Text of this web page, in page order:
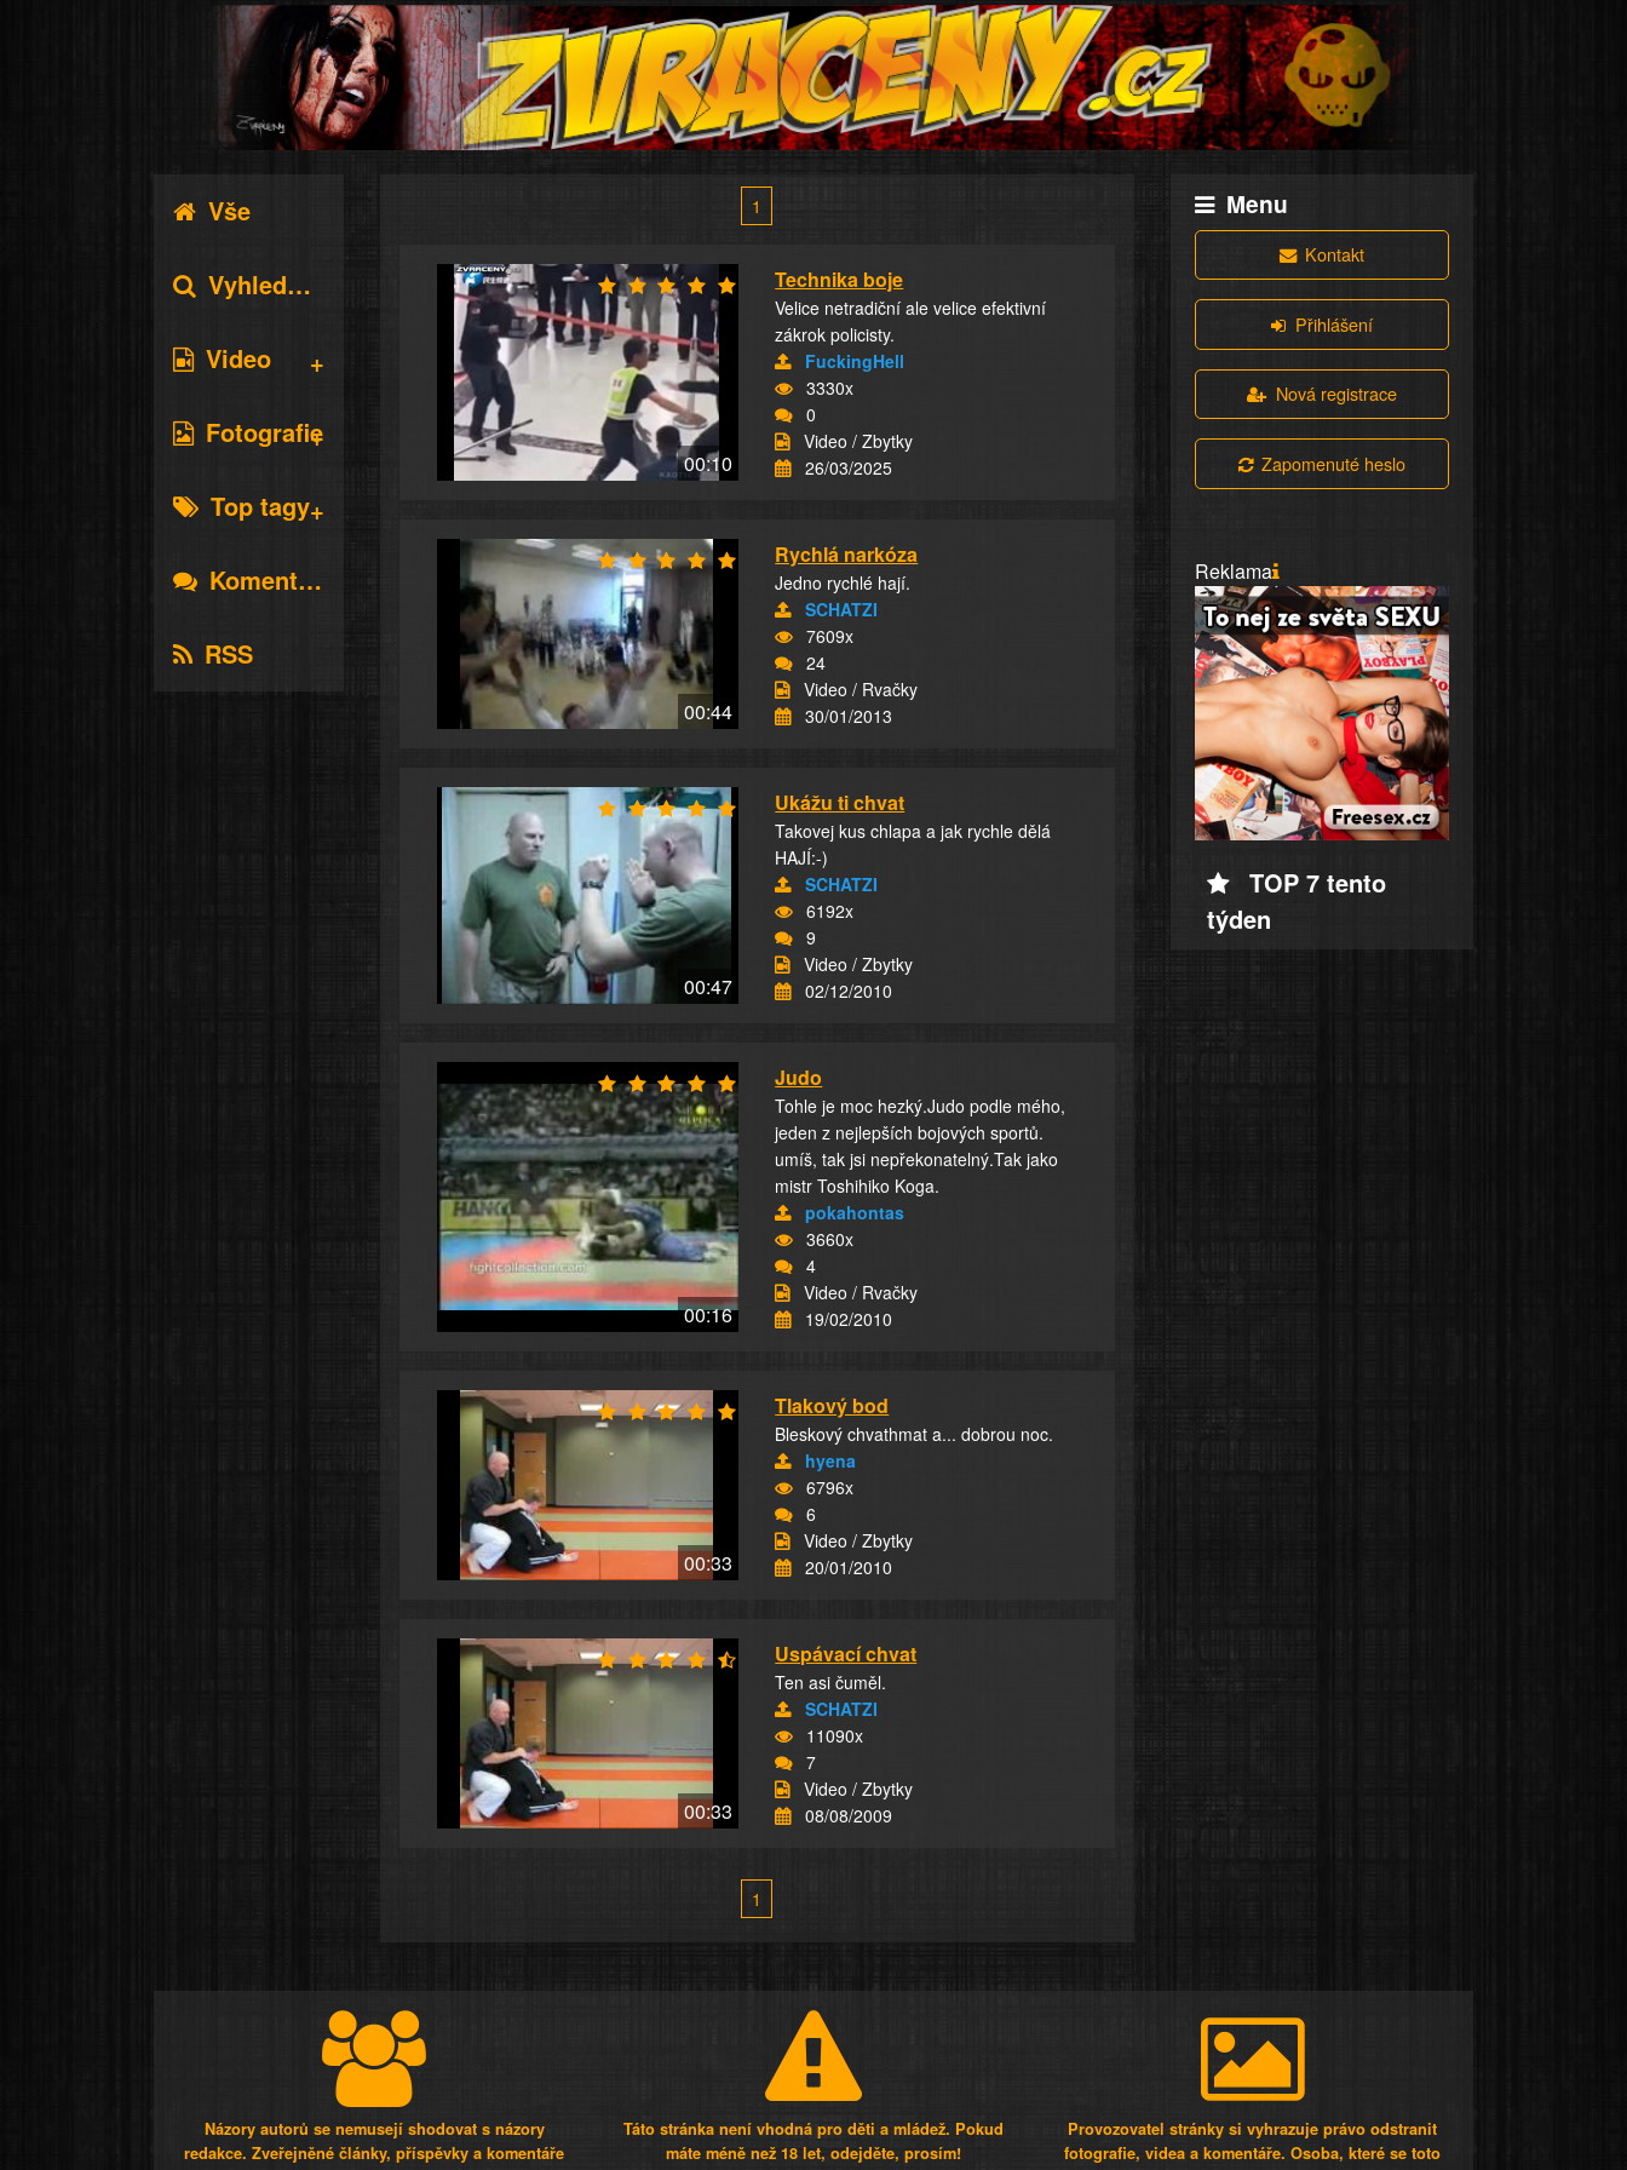
Vše
Vyhledávání
Video
Fotografie
Top tagy
Komentáře
RSS
1
00:10
Technika boje
Velice netradiční ale velice efektivní
zákrok policisty.
FuckingHell
3330x
0
Video / Zbytky
26/03/2025
00:44
Rychlá narkóza
Jedno rychlé hají.
SCHATZI
7609x
24
Video / Rvačky
30/01/2013
00:47
Ukážu ti chvat
Takovej kus chlapa a jak rychle dělá
HAJÍ:-)
SCHATZI
6192x
9
Video / Zbytky
02/12/2010
00:16
Judo
Tohle je moc hezký.Judo podle mého,
jeden z nejlepších bojových sportů.
umíš, tak jsi nepřekonatelný.Tak jako
mistr Toshihiko Koga.
pokahontas
3660x
4
Video / Rvačky
19/02/2010
00:33
Tlakový bod
Bleskový chvathmat a... dobrou noc.
hyena
6796x
6
Video / Zbytky
20/01/2010
00:33
Uspávací chvat
Ten asi čuměl.
SCHATZI
11090x
7
Video / Zbytky
08/08/2009
1
Menu
Kontakt
Přihlášení
Nová registrace
Zapomenuté heslo
Reklama
TOP 7 tento
týden
Názory autorů se nemusejí shodovat s názory
redakce. Zveřejněné články, příspěvky a komentáře
Táto stránka není vhodná pro děti a mládež. Pokud
máte méně než 18 let, odejděte, prosím!
Provozovatel stránky si vyhrazuje právo odstranit
fotografie, videa a komentáře. Osoba, které se toto